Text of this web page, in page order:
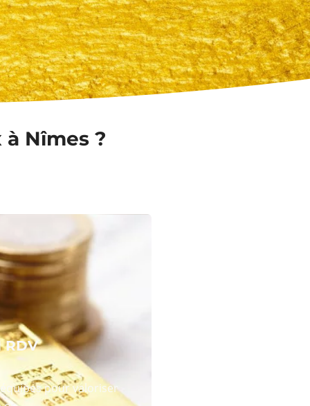
Nîmes ?
RDV
pour valoriser